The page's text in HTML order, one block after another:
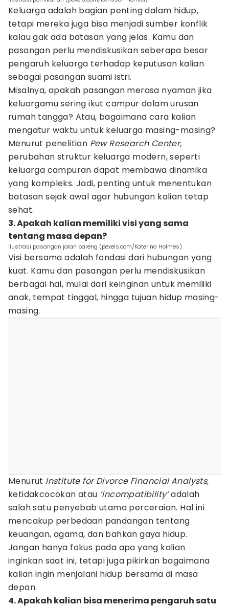
Keluarga adalah bagian penting dalam hidup,
tetapi mereka juga bisa menjadi sumber konflik
kalau gak ada batasan yang jelas. Kamu dan
pasangan perlu mendiskusikan seberapa besar
pengaruh keluarga terhadap keputusan kalian
sebagai pasangan suami istri.
Misalnya, apakah pasangan merasa nyaman jika
keluargamu sering ikut campur dalam urusan
rumah tangga? Atau, bagaimana cara kalian
mengatur waktu untuk keluarga masing-masing?
Menurut penelitian Pew Research Center,
perubahan struktur keluarga modern, seperti
keluarga campuran dapat membawa dinamika
yang kompleks. Jadi, penting untuk menentukan
batasan sejak awal agar hubungan kalian tetap
sehat.
3. Apakah kalian memiliki visi yang sama
tentang masa depan?
ilustrasi pasangan jalan bareng (pexels.com/Katerina Holmes)
Visi bersama adalah fondasi dari hubungan yang
kuat. Kamu dan pasangan perlu mendiskusikan
berbagai hal, mulai dari keinginan untuk memiliki
anak, tempat tinggal, hingga tujuan hidup masing-
masing.
Menurut Institute for Divorce Financial Analysts,
ketidakcocokan atau ‘incompatibility’adalah
salah satu penyebab utama perceraian. Hal ini
mencakup perbedaan pandangan tentang
keuangan, agama, dan bahkan gaya hidup.
Jangan hanya fokus pada apa yang kalian
inginkan saat ini, tetapi juga pikirkan bagaimana
kalian ingin menjalani hidup bersama di masa
depan.
4. Apakah kalian bisa menerima pengaruh satu